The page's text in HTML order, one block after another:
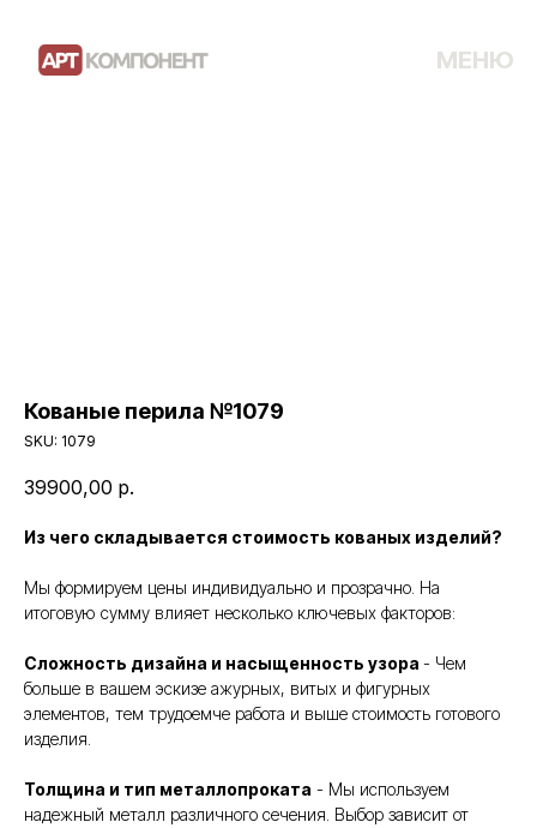
МЕНЮ
Кованые перила №1079
SKU: 1079
39900,00 р.
Из чего складывается стоимость кованых изделий?
Мы формируем цены индивидуально и прозрачно. На
итоговую сумму влияет несколько ключевых факторов:
Сложность дизайна и насыщенность узора - Чем
больше в вашем эскизе ажурных, витых и фигурных
элементов, тем трудоемче работа и выше стоимость готового
изделия.
Толщина и тип металлопроката - Мы используем
надежный металл различного сечения. Выбор зависит от